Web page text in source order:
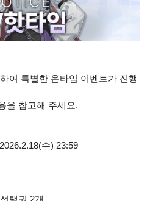
여 특별한 온타임 이벤트가 진행
을 참고해 주세요.
수) 23:59